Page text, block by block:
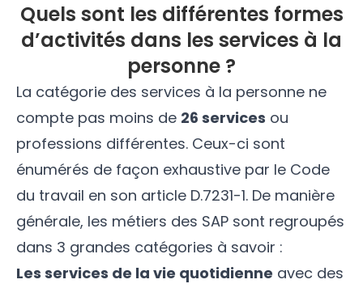
Quels sont les différentes formes
d’activités dans les services à la
personne ?
La catégorie des services à la personne ne
compte pas moins de 26 services ou
professions différentes. Ceux-ci sont
énumérés de façon exhaustive par le Code
du travail en son article D.7231-1. De manière
générale, les métiers des SAP sont regroupés
dans 3 grandes catégories à savoir :
Les services de la vie quotidienne avec des